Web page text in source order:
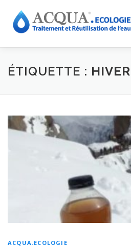
RESSOURCES CONTACT
ÉTIQUETTE : HIVER
ACQUA.ECOLOGIE